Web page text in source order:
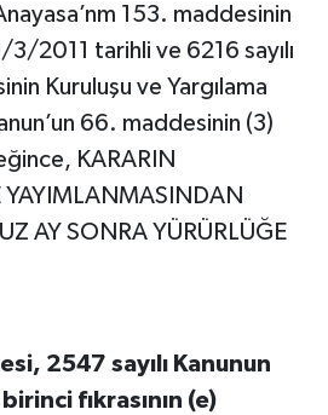
153. maddesinin
3/2011 tarihli ve 6216 sayılı
Kuruluşu ve Yargılama
66. maddesinin (3)
KARARIN
YAYIMLANMASINDAN
AY SONRA YÜRÜRLÜĞE
2547 sayılı Kanunun
fıkrasının (e)